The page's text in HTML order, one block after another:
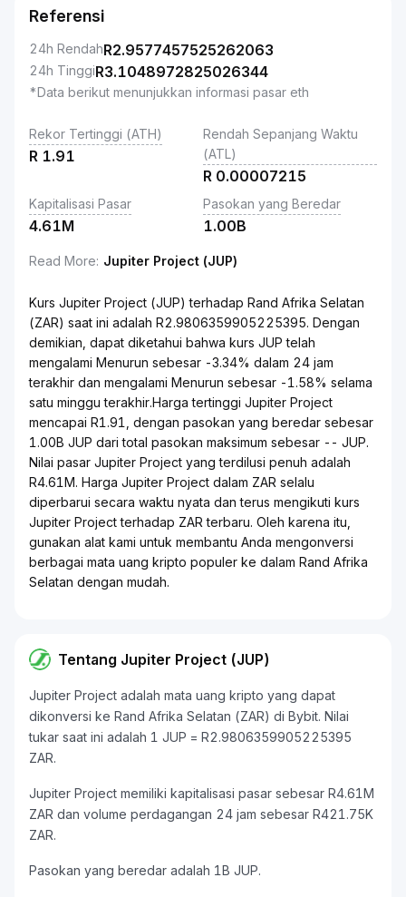
Referensi
24h RendahR2.9577457525262063
24h TinggiR3.1048972825026344
*Data berikut menunjukkan informasi pasar eth
Rekor Tertinggi (ATH)
R 1.91
Rendah Sepanjang Waktu
(ATL)
R 0.00007215
Kapitalisasi Pasar
4.61M
Pasokan yang Beredar
1.00B
Read More: Jupiter Project (JUP)
Kurs Jupiter Project (JUP) terhadap Rand Afrika Selatan
(ZAR) saat ini adalah R2.9806359905225395. Dengan
demikian, dapat diketahui bahwa kurs JUP telah
mengalami Menurun sebesar -3.34% dalam 24 jam
terakhir dan mengalami Menurun sebesar -1.58% selama
satu minggu terakhir.Harga tertinggi Jupiter Project
mencapai R1.91, dengan pasokan yang beredar sebesar
1.00B JUP dari total pasokan maksimum sebesar -- JUP.
Nilai pasar Jupiter Project yang terdilusi penuh adalah
R4.61M. Harga Jupiter Project dalam ZAR selalu
diperbarui secara waktu nyata dan terus mengikuti kurs
Jupiter Project terhadap ZAR terbaru. Oleh karena itu,
gunakan alat kami untuk membantu Anda mengonversi
berbagai mata uang kripto populer ke dalam Rand Afrika
Selatan dengan mudah.
Tentang Jupiter Project (JUP)
Jupiter Project adalah mata uang kripto yang dapat
dikonversi ke Rand Afrika Selatan (ZAR) di Bybit. Nilai
tukar saat ini adalah 1 JUP = R2.9806359905225395
ZAR.
Jupiter Project memiliki kapitalisasi pasar sebesar R4.61M
ZAR dan volume perdagangan 24 jam sebesar R421.75K
ZAR.
Pasokan yang beredar adalah 1B JUP.